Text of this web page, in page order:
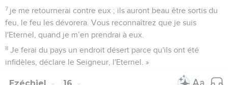
7 je me retournerai contre eux ; ils auront beau être sortis du
feu, le feu les dévorera. Vous reconnaîtrez que je suis
l'Eternel, quand je m’en prendrai à eux.
8 Je ferai du pays un endroit désert parce qu'ils ont été
infidèles, déclare le Seigneur, l'Eternel. »
Ezéchiel 16